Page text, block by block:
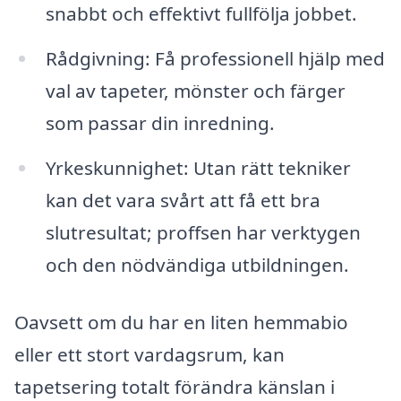
snabbt och effektivt fullfölja jobbet.
Rådgivning: Få professionell hjälp med
val av tapeter, mönster och färger
som passar din inredning.
Yrkeskunnighet: Utan rätt tekniker
kan det vara svårt att få ett bra
slutresultat; proffsen har verktygen
och den nödvändiga utbildningen.
Oavsett om du har en liten hemmabio
eller ett stort vardagsrum, kan
tapetsering totalt förändra känslan i